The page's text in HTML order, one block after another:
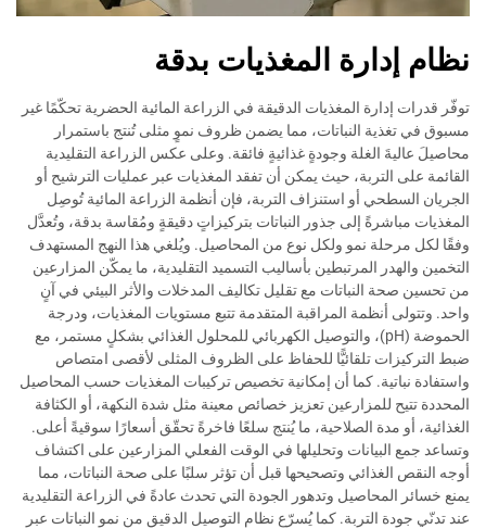
نظام إدارة المغذيات بدقة
توفّر قدرات إدارة المغذيات الدقيقة في الزراعة المائية الحضرية تحكّمًا غير
مسبوق في تغذية النباتات، مما يضمن ظروف نموٍ مثلى تُنتج باستمرار
محاصيلَ عاليةَ الغلة وجودةٍ غذائيةٍ فائقة. وعلى عكس الزراعة التقليدية
القائمة على التربة، حيث يمكن أن تفقد المغذيات عبر عمليات الترشيح أو
الجريان السطحي أو استنزاف التربة، فإن أنظمة الزراعة المائية تُوصِل
المغذيات مباشرةً إلى جذور النباتات بتركيزاتٍ دقيقةٍ ومُقاسة بدقة، وتُعدَّل
وفقًا لكل مرحلة نمو ولكل نوع من المحاصيل. ويُلغي هذا النهج المستهدف
التخمين والهدر المرتبطين بأساليب التسميد التقليدية، ما يمكّن المزارعين
من تحسين صحة النباتات مع تقليل تكاليف المدخلات والأثر البيئي في آنٍ
واحد. وتتولى أنظمة المراقبة المتقدمة تتبع مستويات المغذيات، ودرجة
الحموضة (pH)، والتوصيل الكهربائي للمحلول الغذائي بشكلٍ مستمر، مع
ضبط التركيزات تلقائيًّا للحفاظ على الظروف المثلى لأقصى امتصاص
واستفادة نباتية. كما أن إمكانية تخصيص تركيبات المغذيات حسب المحاصيل
المحددة تتيح للمزارعين تعزيز خصائص معينة مثل شدة النكهة، أو الكثافة
الغذائية، أو مدة الصلاحية، ما يُنتج سلعًا فاخرةً تحقّق أسعارًا سوقيةً أعلى.
وتساعد جمع البيانات وتحليلها في الوقت الفعلي المزارعين على اكتشاف
أوجه النقص الغذائي وتصحيحها قبل أن تؤثر سلبًا على صحة النباتات، مما
يمنع خسائر المحاصيل وتدهور الجودة التي تحدث عادةً في الزراعة التقليدية
عند تدنّي جودة التربة. كما يُسرّع نظام التوصيل الدقيق من نمو النباتات عبر